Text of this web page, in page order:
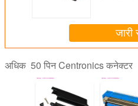
जारी
अधिक 50 पिन Centronics कनेक्टर